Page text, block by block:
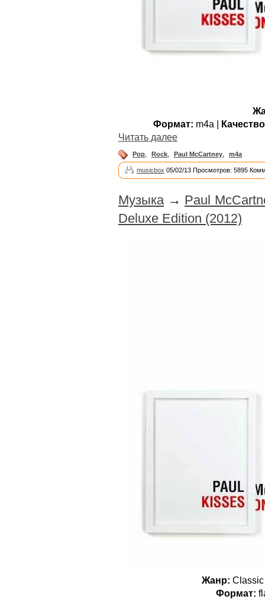
Формат: m4a |
Читать далее
Pop Rock Paul McCartney m4a
musicbox 05/02/13 Просмотров: 5895
Музыка → Paul
Deluxe Edition (2012)
Жанр:
Формат: